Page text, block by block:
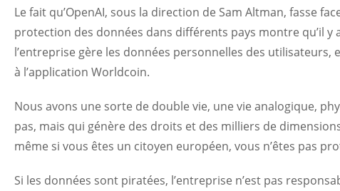
Le fait qu’OpenAI, sous la direction de Sam Altman, fasse
protection des données dans différents pays montre qu’il
l’entreprise gère les données personnelles des
à l’application Worldcoin.
Nous avons une sorte de double vie, une vie analogique,
pas, mais qui génère des droits et des milliers de
même si vous êtes un citoyen européen, vous n’êtes pas
Si les données sont piratées, l’entreprise n’est pas